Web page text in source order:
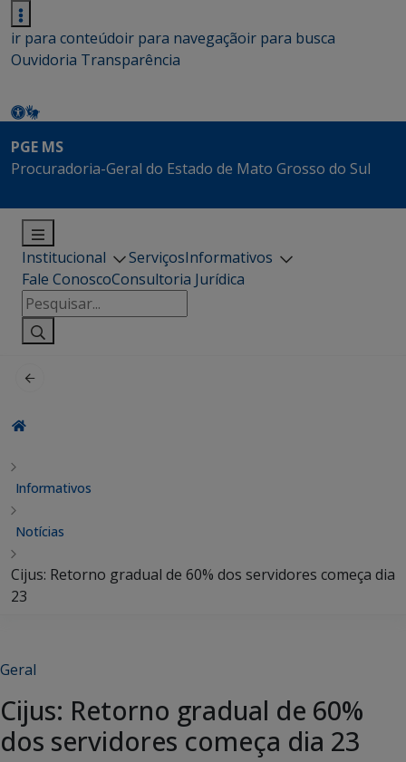
ir para conteúdoir para navegaçãoir para busca
Ouvidoria Transparência
PGE MS
Procuradoria-Geral do Estado de Mato Grosso do Sul
Institucional ServiçosInformativos
Fale ConoscoConsultoria Jurídica
Pesquisar
por:
Informativos
Notícias
Cijus: Retorno gradual de 60% dos servidores começa dia
23
Geral
Cijus: Retorno gradual de 60%
dos servidores começa dia 23